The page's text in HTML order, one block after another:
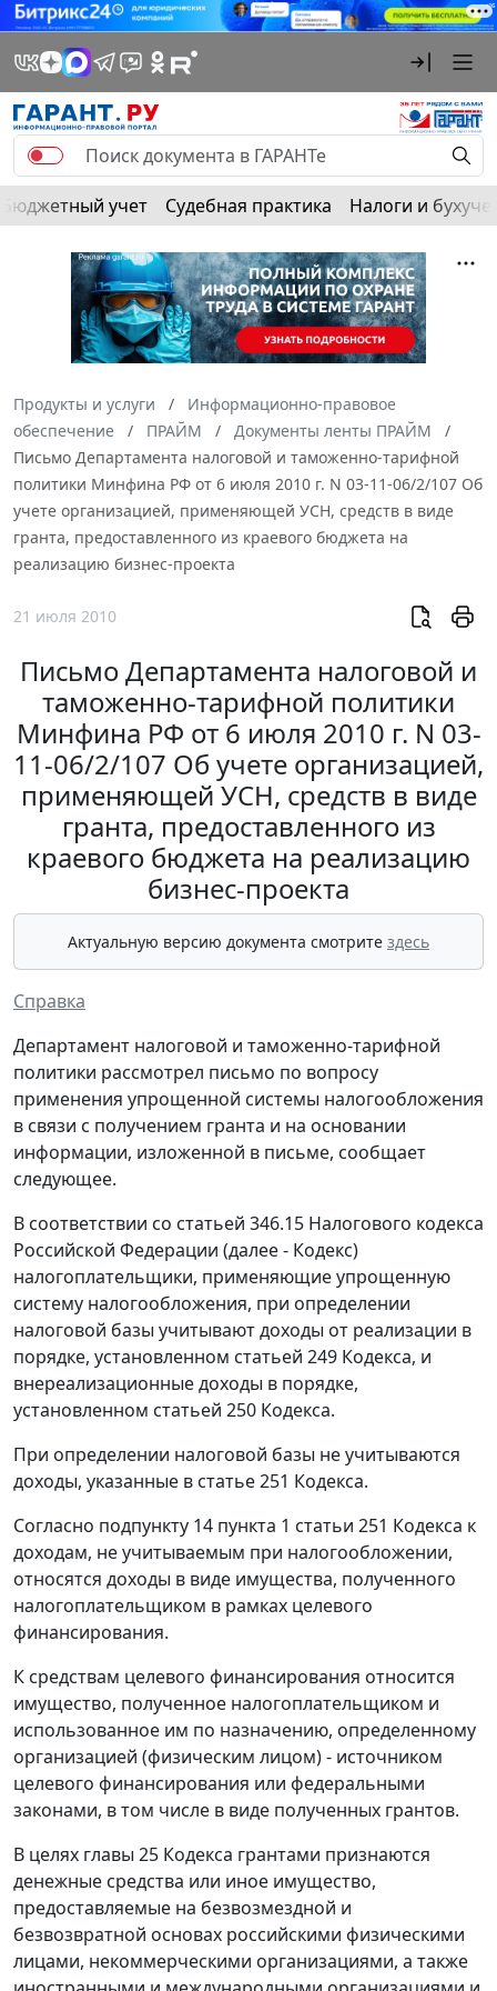
Бюджетный учет Судебная практика Налоги и
Продукты и услуги
Информационно-правовое
обеспечение
ПРАЙМ
Документы ленты ПРАЙМ
Письмо Департамента налоговой и таможенно-тарифной
политики Минфина РФ от 6 июля 2010 г. N 03-11-06/2/107 Об
учете организацией, применяющей УСН, средств в виде
гранта, предоставленного из краевого бюджета на
реализацию бизнес-проекта
21 июля 2010
Письмо Департамента налоговой и
таможенно-тарифной политики
Минфина РФ от 6 июля 2010 г. N 03-
11-06/2/107 Об учете организацией,
применяющей УСН, средств в виде
гранта, предоставленного из
краевого бюджета на реализацию
бизнес-проекта
Актуальную версию документа смотрите здесь
Справка
Департамент налоговой и таможенно-тарифной
политики рассмотрел письмо по вопросу
применения упрощенной системы налогообложения
в связи с получением гранта и на основании
информации, изложенной в письме, сообщает
следующее.
В соответствии со статьей 346.15 Налогового кодекса
Российской Федерации (далее - Кодекс)
налогоплательщики, применяющие упрощенную
систему налогообложения, при определении
налоговой базы учитывают доходы от реализации в
порядке, установленном статьей 249 Кодекса, и
внереализационные доходы в порядке,
установленном статьей 250 Кодекса.
При определении налоговой базы не учитываются
доходы, указанные в статье 251 Кодекса.
Согласно подпункту 14 пункта 1 статьи 251 Кодекса к
доходам, не учитываемым при налогообложении,
относятся доходы в виде имущества, полученного
налогоплательщиком в рамках целевого
финансирования.
К средствам целевого финансирования относится
имущество, полученное налогоплательщиком и
использованное им по назначению, определенному
организацией (физическим лицом) - источником
целевого финансирования или федеральными
законами, в том числе в виде полученных грантов.
В целях главы 25 Кодекса грантами признаются
денежные средства или иное имущество,
предоставляемые на безвозмездной и
безвозвратной основах российскими физическими
лицами, некоммерческими организациями, а также